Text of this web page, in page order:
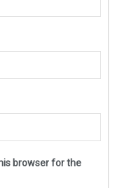
browser for the